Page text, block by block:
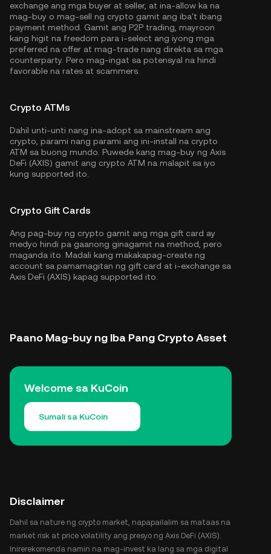
exchange ang mga buyer at seller, at ina-allow ka na
mag-buy o mag-sell ng crypto gamit ang iba't ibang
payment method. Gamit ang P2P trading, mayroon
kang higit na freedom para i-select ang iyong mga
preferred na offer at mag-trade nang direkta sa mga
counterparty. Pero mag-ingat sa potensyal na hindi
favorable na rates at scammers.
Crypto ATMs
Dahil unti-unti nang ina-adopt sa mainstream ang
crypto, parami nang parami ang ini-install na crypto
ATM sa buong mundo. Puwede kang mag-buy ng Axis
DeFi (AXIS) gamit ang crypto ATM na malapit sa iyo
kung supported ito.
Crypto Gift Cards
Ang pag-buy ng crypto gamit ang mga gift card ay
medyo hindi pa gaanong ginagamit na method, pero
maganda ito. Madali kang makakapag-create ng
account sa pamamagitan ng gift card at i-exchange sa
Axis DeFi (AXIS) kapag supported ito.
Paano Mag-buy ng Iba Pang Crypto Asset
Welcome sa KuCoin
Sumali sa KuCoin
Disclaimer
Dahil sa nature ng crypto market, napapailalim sa mataas na
market risk at price volatility ang presyo ng Axis DeFi (AXIS).
Inirerekomenda namin na mag-invest ka lang sa mga digital